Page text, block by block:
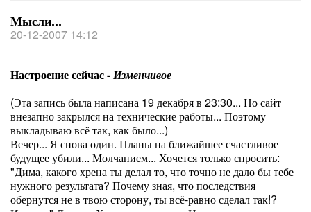
Мысли...
20-12-2007 14:12
Настроение сейчас -Изменчивое
(Эта запись была написана 19 декабря в 23:30... Но сайт
внезапно закрылся на технические работы... Поэтому
выкладываю всё так, как было...)
Вечер... Я снова один. Планы на ближайшее счастливое
будущее убили... Молчанием... Хочется только спросить:
"Дима, какого хрена ты делал то, что точно не дало бы тебе
нужного результата? Почему зная, что последствия
обернутся не в твою сторону, ты всё-равно сделал так!?